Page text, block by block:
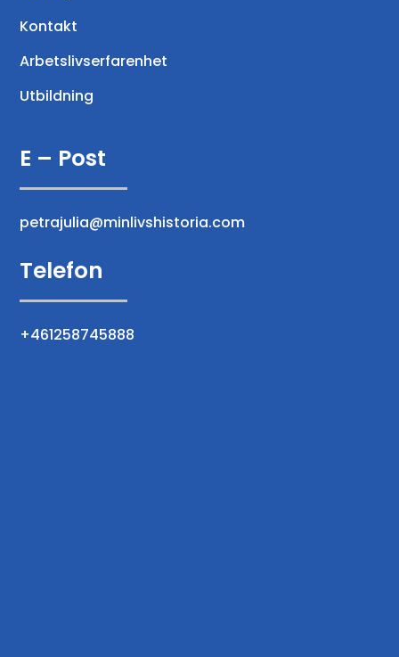
Kontakt
Arbetslivserfarenhet
Utbildning
E – Post
petrajulia@minlivshistoria.com
Telefon
+461258745888